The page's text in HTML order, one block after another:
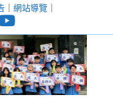
｜ 網站導覽｜